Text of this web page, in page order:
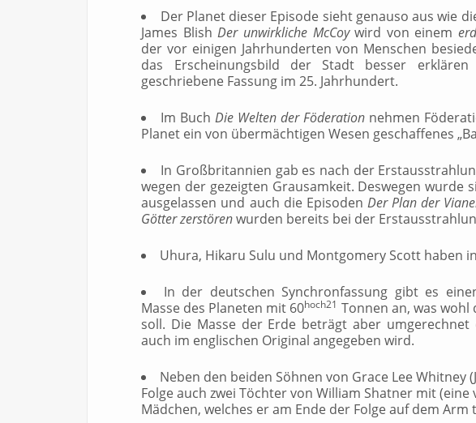
Der Planet dieser Episode sieht genauso aus wie
James BlishDer unwirkliche McCoywird von einem
der vor einigen Jahrhunderten von Menschen
das Erscheinungsbild der Stadt besser
geschriebene Fassung im 25. Jahrhundert.
Im BuchDie Welten der Föderation nehmen
Planet ein von übermächtigen Wesen geschaffenes
In Großbritannien gab es nach der
wegen der gezeigten Grausamkeit. Deswegen wurde
ausgelassen und auch die Episoden Der Plan der
Götter zerstörenwurden bereits bei der
Uhura, Hikaru Sulu und Montgomery Scott haben
In der deutschen Synchronfassung gibt es
Masse des Planeten mit 60hoch21 Tonnen an, was
soll. Die Masse der Erde beträgt aber umgerechnet
auch im englischen Original angegeben wird.
Neben den beiden Söhnen von Grace Lee Whitney
Folge auch zwei Töchter von William Shatner mit
Mädchen, welches er am Ende der Folge auf dem Arm